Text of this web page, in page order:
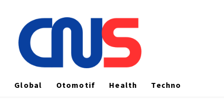
Global Otomotif Health Techno